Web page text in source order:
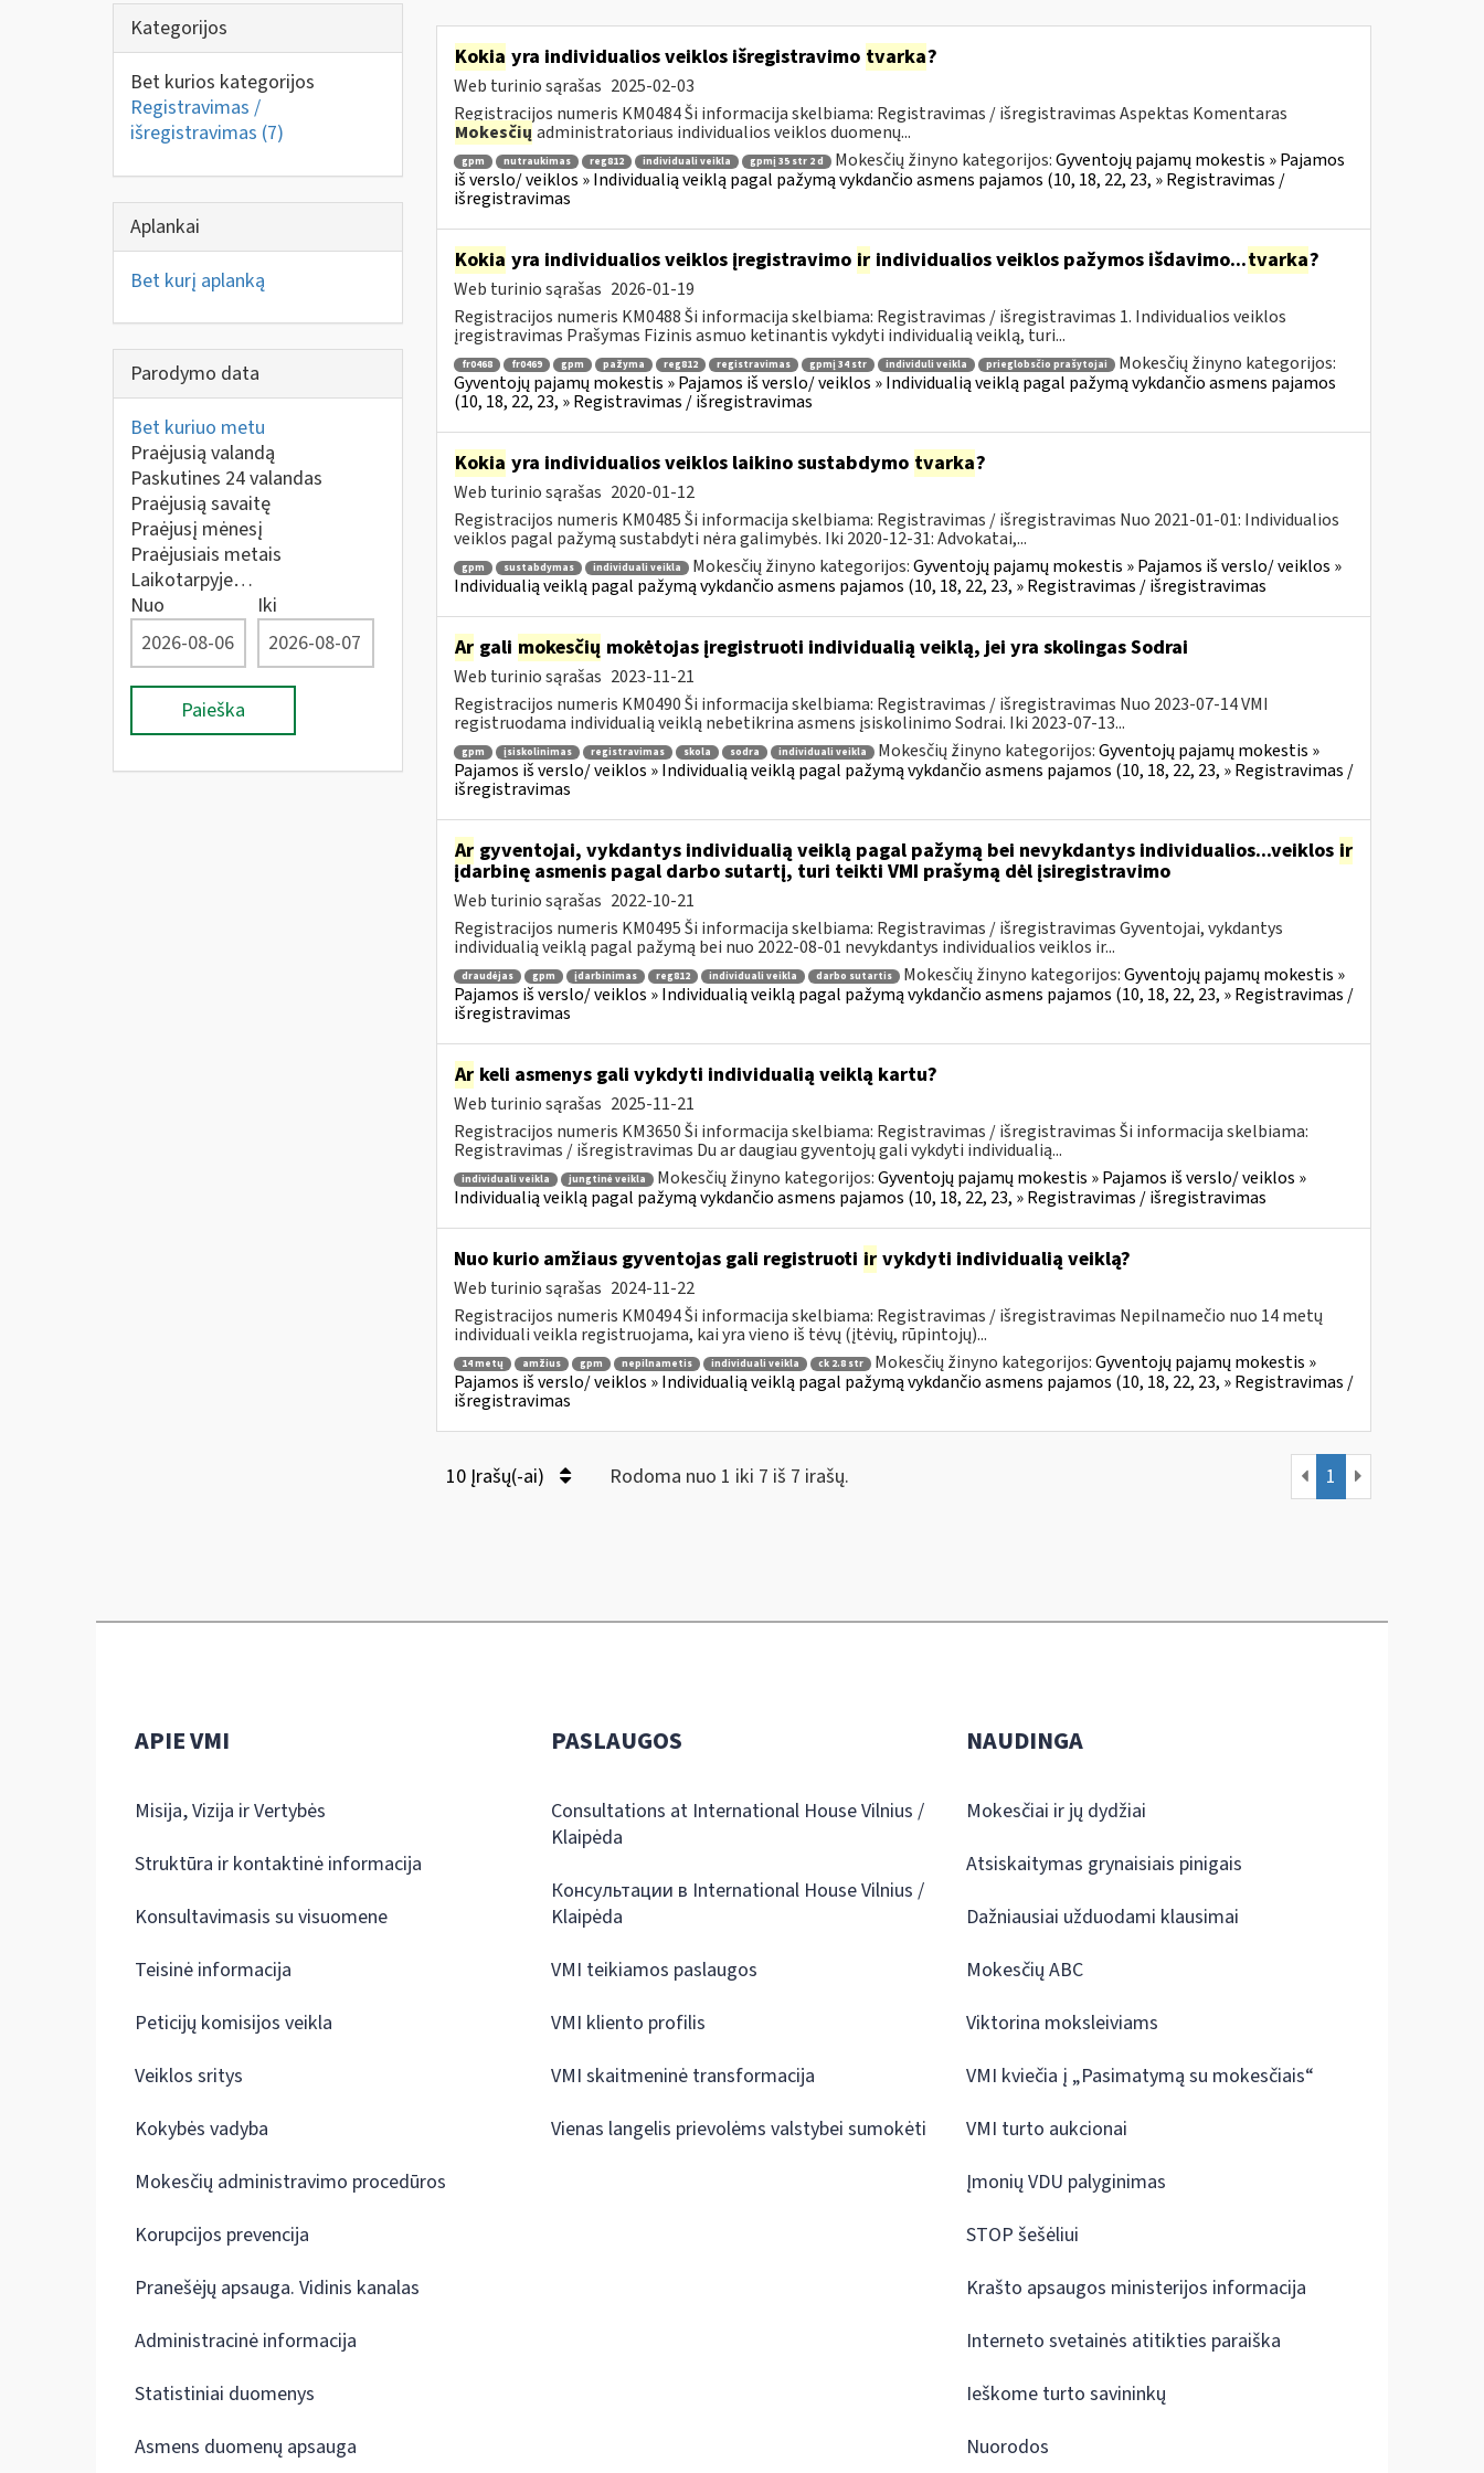
Kategorijos
Bet kurios kategorijos
Registravimas /
išregistravimas (7)
Aplankai
Bet kurį aplanką
Parodymo data
Bet kuriuo metu
Praėjusią valandą
Paskutines 24 valandas
Praėjusią savaitę
Praėjusį mėnesį
Praėjusiais metais
Laikotarpyje…
Nuo
Iki
Paieška
Kokia yra individualios veiklos išregistravimo tvarka?
Web turinio sąrašas 2025-02-03
Registracijos numeris KM0484 Ši informacija skelbiama: Registravimas / išregistravimas Aspektas Komentaras
Mokesčių administratoriaus individualios veiklos duomenų...
gpm nutraukimas reg812 individuali veikla gpmį 35 str 2 d Mokesčių žinyno kategorijos:Gyventojų pajamų mokestis » Pajamos
iš verslo/ veiklos » Individualią veiklą pagal pažymą vykdančio asmens pajamos (10, 18, 22, 23, » Registravimas /
išregistravimas
Kokia yra individualios veiklos įregistravimo irindividualios veiklos pažymos išdavimo...tvarka?
Web turinio sąrašas 2026-01-19
Registracijos numeris KM0488 Ši informacija skelbiama: Registravimas / išregistravimas 1. Individualios veiklos
įregistravimas Prašymas Fizinis asmuo ketinantis vykdyti individualią veiklą, turi...
fr0468 fr0469 gpm pažyma reg812 registravimas gpmį 34 str individuli veikla prieglobsčio prašytojai
Mokesčių žinyno kategorijos:
Gyventojų pajamų mokestis » Pajamos iš verslo/ veiklos » Individualią veiklą pagal pažymą vykdančio asmens pajamos
(10, 18, 22, 23, » Registravimas / išregistravimas
Kokia yra individualios veiklos laikino sustabdymo tvarka?
Web turinio sąrašas 2020-01-12
Registracijos numeris KM0485 Ši informacija skelbiama: Registravimas / išregistravimas Nuo 2021-01-01: Individualios
veiklos pagal pažymą sustabdyti nėra galimybės. Iki 2020-12-31: Advokatai,...
gpm sustabdymas individuali veikla Mokesčių žinyno kategorijos:Gyventojų pajamų mokestis » Pajamos iš verslo/ veiklos »
Individualią veiklą pagal pažymą vykdančio asmens pajamos (10, 18, 22, 23, » Registravimas / išregistravimas
Argali mokesčių mokėtojas įregistruoti individualią veiklą, jei yra skolingas Sodrai
Web turinio sąrašas 2023-11-21
Registracijos numeris KM0490 Ši informacija skelbiama: Registravimas / išregistravimas Nuo 2023-07-14 VMI
registruodama individualią veiklą nebetikrina asmens įsiskolinimo Sodrai. Iki 2023-07-13...
gpm įsiskolinimas registravimas skola sodra individuali veikla Mokesčių žinyno kategorijos:Gyventojų pajamų mokestis »
Pajamos iš verslo/ veiklos » Individualią veiklą pagal pažymą vykdančio asmens pajamos (10, 18, 22, 23, » Registravimas /
išregistravimas
Argyventojai, vykdantys individualią veiklą pagal pažymą bei nevykdantys individualios...veiklos ir
įdarbinę asmenis pagal darbo sutartį, turi teikti VMI prašymą dėl įsiregistravimo
Web turinio sąrašas 2022-10-21
Registracijos numeris KM0495 Ši informacija skelbiama: Registravimas / išregistravimas Gyventojai, vykdantys
individualią veiklą pagal pažymą bei nuo 2022-08-01 nevykdantys individualios veiklos ir...
draudėjas gpm įdarbinimas reg812 individuali veikla darbo sutartis Mokesčių žinyno kategorijos:Gyventojų pajamų mokestis »
Pajamos iš verslo/ veiklos » Individualią veiklą pagal pažymą vykdančio asmens pajamos (10, 18, 22, 23, » Registravimas /
išregistravimas
Arkeli asmenys gali vykdyti individualią veiklą kartu?
Web turinio sąrašas 2025-11-21
Registracijos numeris KM3650 Ši informacija skelbiama: Registravimas / išregistravimas Ši informacija skelbiama:
Registravimas / išregistravimas Du ar daugiau gyventojų gali vykdyti individualią...
individuali veikla jungtinė veikla Mokesčių žinyno kategorijos:Gyventojų pajamų mokestis » Pajamos iš verslo/ veiklos »
Individualią veiklą pagal pažymą vykdančio asmens pajamos (10, 18, 22, 23, » Registravimas / išregistravimas
Nuo kurio amžiaus gyventojas gali registruoti irvykdyti individualią veiklą?
Web turinio sąrašas 2024-11-22
Registracijos numeris KM0494 Ši informacija skelbiama: Registravimas / išregistravimas Nepilnamečio nuo 14 metų
individuali veikla registruojama, kai yra vieno iš tėvų (įtėvių, rūpintojų)...
14 metų amžius gpm nepilnametis individuali veikla ck 2.8 str Mokesčių žinyno kategorijos:Gyventojų pajamų mokestis »
Pajamos iš verslo/ veiklos » Individualią veiklą pagal pažymą vykdančio asmens pajamos (10, 18, 22, 23, » Registravimas /
išregistravimas
10 Įrašų(-ai) Rodoma nuo 1 iki 7 iš 7 irašų. 1
APIE VMI
Misija, Vizija ir Vertybės
Struktūra ir kontaktinė informacija
Konsultavimasis su visuomene
Teisinė informacija
Peticijų komisijos veikla
Veiklos sritys
Kokybės vadyba
Mokesčių administravimo procedūros
Korupcijos prevencija
Pranešėjų apsauga. Vidinis kanalas
Administracinė informacija
Statistiniai duomenys
Asmens duomenų apsauga
PASLAUGOS
Consultations at International House Vilnius /
Klaipėda
Консультации в International House Vilnius /
Klaipėda
VMI teikiamos paslaugos
VMI kliento profilis
VMI skaitmeninė transformacija
Vienas langelis prievolėms valstybei sumokėti
NAUDINGA
Mokesčiai ir jų dydžiai
Atsiskaitymas grynaisiais pinigais
Dažniausiai užduodami klausimai
Mokesčių ABC
Viktorina moksleiviams
VMI kviečia į „Pasimatymą su mokesčiais“
VMI turto aukcionai
Įmonių VDU palyginimas
STOP šešėliui
Krašto apsaugos ministerijos informacija
Interneto svetainės atitikties paraiška
Ieškome turto savininkų
Nuorodos